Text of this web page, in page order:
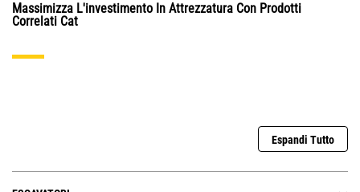
Massimizza L'investimento In Attrezzatura Con Prodotti
Correlati Cat
Espandi Tutto